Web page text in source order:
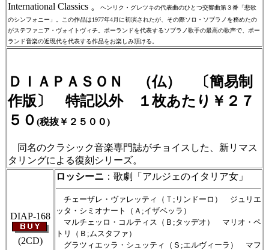
International Classics 。
ヘンリク・グレツキの代表曲のひとつ交響曲第３番「悲歌
のシンフォニー」。この作品は1977年4月に初演されたが、その際ソロ・ソプラノを務めたの
がステファニア・ヴォイトヴィチ。ポーランドを代表するソプラノ歌手の最高の歌声で、ポー
ランド音楽の近現代を代表する作品をお楽しみ頂ける。
ＤＩＡＰＡＳＯＮ （仏） 〔簡易制
作版〕 特記以外 １枚あたり￥２７
５０ (税抜￥２５００)
同名のクラシック音楽専門誌がチョイスした、新リマス
タリングによる復刻シリーズ。
DIAP-168
(2CD)
ロッシーニ ：歌劇「アルジェのイタリア女」
チェーザレ・ヴァレッティ（Ｔ;リンドーロ） ジュリエ
ッタ・シミオナート（Ａ;イザベッラ）
マルチェッロ・コルティス（Ｂ;タッデオ） マリオ・ペ
トリ（Ｂ;ムスタファ）
グラツィエッラ・シュッティ（Ｓ;エルヴィーラ） マフ